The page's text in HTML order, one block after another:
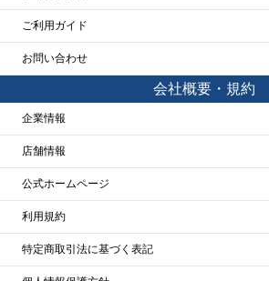
ご利用ガイド
お問い合わせ
会社概要・規約
企業情報
店舗情報
公式ホームページ
利用規約
特定商取引法に基づく表記